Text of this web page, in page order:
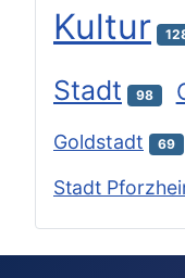
Kultur
Stadt 98
Goldstadt 69
Stadt